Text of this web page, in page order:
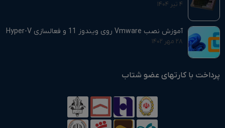
۴ تیر ۱۴۰۴
آموزش نصب Vmware روی ویندوز 11 و فعالسازی Hyper-V
۲۸ مهر ۱۴۰۲
پرداخت با کارتهای عضو شتاب